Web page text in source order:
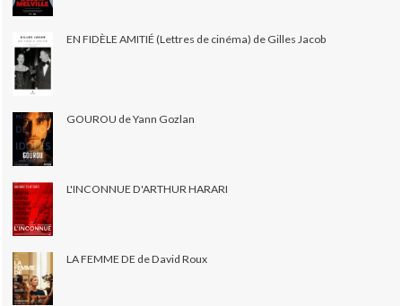
EN FIDÈLE AMITIÉ (Lettres de cinéma) de Gilles Jacob
GOUROU de Yann Gozlan
L'INCONNUE D'ARTHUR HARARI
LA FEMME DE de David Roux